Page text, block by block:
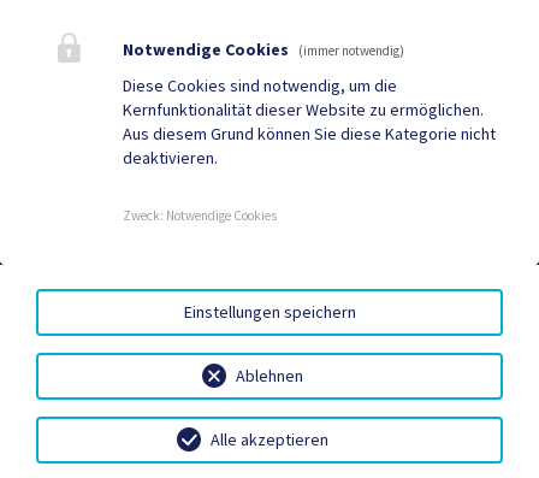
Quicklinks
Geko digital Gemeinde-
Müll App
Tourismus
Aktuelles
AMTSSIGNATUR|BARRIEREFREIHEIT|DATENSCHUTZ|
SITEMAP|IMPRESSUM
Notwendige Cookies (immer notwendig)
Diese Cookies sind notwendig, um die
Kernfunktionalität dieser Website zu ermöglichen.
Aus diesem Grund können Sie diese Kategorie nicht
deaktivieren.
Zweck: Notwendige Cookies
Ablehnen
Einstellungen speichern
Alle akzeptieren